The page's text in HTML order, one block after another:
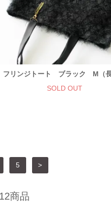
フリンジトート ブラック M（長
SOLD OUT
5 >
商品